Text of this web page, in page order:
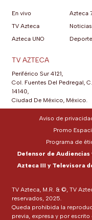
En vivo
TV Azteca
Azteca UNO
Azteca
Noticias
TV AZTECA
Periférico Sur 4121,
Col. Fuentes Del Pedregal,
14140,
Ciudad De México, México.
TV Azteca, M.R. & ©, TV
reservados, 2025.
Queda prohibida la
previa, expresa y por escrito
Aviso de
Promo
Programa de
Defensor de
Azteca III y Televisora